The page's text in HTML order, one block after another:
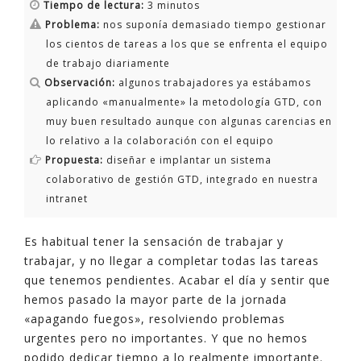
Tiempo de lectura: 3 minutos
Problema: nos suponía demasiado tiempo gestionar
los cientos de tareas a los que se enfrenta el equipo
de trabajo diariamente
Observación: algunos trabajadores ya estábamos
aplicando «manualmente» la metodología GTD, con
muy buen resultado aunque con algunas carencias en
lo relativo a la colaboración con el equipo
Propuesta: diseñar e implantar un sistema
colaborativo de gestión GTD, integrado en nuestra
intranet
Es habitual tener la sensación de trabajar y
trabajar, y no llegar a completar todas las tareas
que tenemos pendientes. Acabar el día y sentir que
hemos pasado la mayor parte de la jornada
«apagando fuegos», resolviendo problemas
urgentes pero no importantes. Y que no hemos
podido dedicar tiempo a lo realmente importante.